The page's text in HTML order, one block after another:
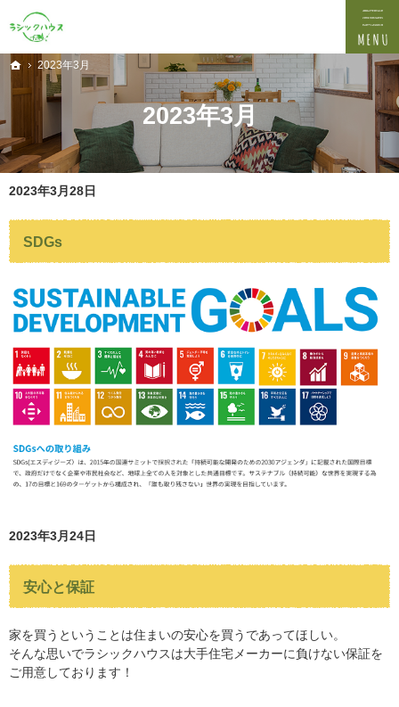
2023年3月
プロの目線からご提案。埼玉県新座市の注文住宅・新築戸建てを手がけるなら当社へ。
埼玉県新座市の新築・注文住宅・新築戸建てを手がける工務店なら吉田資材株式会社
2023年3月28日
SDGs
2023年3月24日
安心と保証
家を買うということは住まいの安心を買うであってほしい。
そんな思いでラシックハウスは大手住宅メーカーに負けない保証を
ご用意しております！
ホーム
2023年3月